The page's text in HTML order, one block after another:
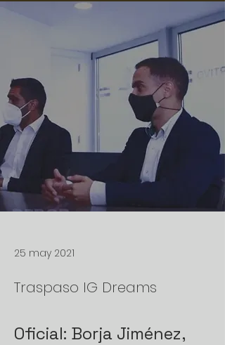
25 may 2021
Traspaso IG Dreams
Oficial: Borja Jiménez,